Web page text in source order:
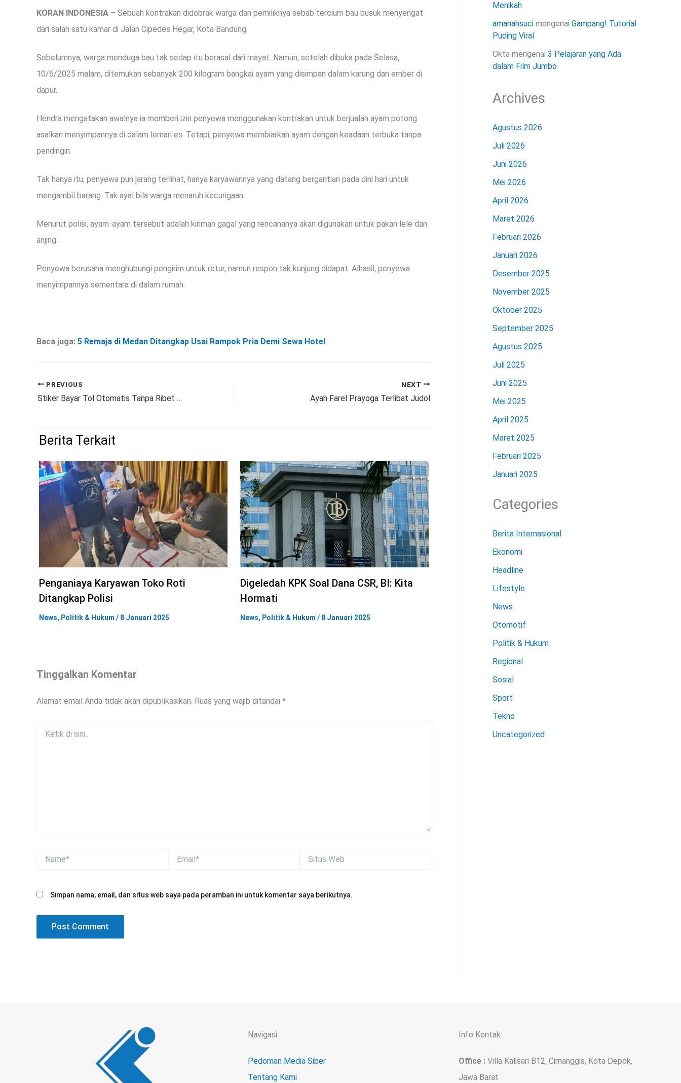
KORAN INDONESIA – Sebuah kontrakan didobrak warga dan pemiliknya sebab tercium bau busuk menyengat
dari salah satu kamar di Jalan Cipedes Hegar, Kota Bandung.
Sebelumnya, warga menduga bau tak sedap itu berasal dari mayat. Namun, setelah dibuka pada Selasa,
10/6/2025 malam, ditemukan sebanyak 200 kilogram bangkai ayam yang disimpan dalam karung dan ember di
dapur.
Hendra mengatakan awalnya ia memberi izin penyewa menggunakan kontrakan untuk berjualan ayam potong
asalkan menyimpannya di dalam lemari es. Tetapi, penyewa membiarkan ayam dengan keadaan terbuka tanpa
pendingin.
Tak hanya itu, penyewa pun jarang terlihat, hanya karyawannya yang datang bergantian pada dini hari untuk
mengambil barang. Tak ayal bila warga menaruh kecurigaan.
Menurut polisi, ayam-ayam tersebut adalah kiriman gagal yang rencananya akan digunakan untuk pakan lele dan
anjing.
Penyewa berusaha menghubungi pengirim untuk retur, namun respon tak kunjung didapat. Alhasil, penyewa
menyimpannya sementara di dalam rumah.
Baca juga: 5 Remaja di Medan Ditangkap Usai Rampok Pria Demi Sewa Hotel
PREVIOUS
Stiker Bayar Tol Otomatis Tanpa Ribet Buka Kaca Mobil
NEXT
Ayah Farel Prayoga Terlibat Judol
Berita Terkait
Penganiaya Karyawan Toko Roti
Ditangkap Polisi
News, Politik & Hukum / 8 Januari 2025
Digeledah KPK Soal Dana CSR, BI: Kita
Hormati
News, Politik & Hukum / 8 Januari 2025
Tinggalkan Komentar
Alamat email Anda tidak akan dipublikasikan. Ruas yang wajib ditandai *
Web
Simpan nama, email, dan situs web saya pada peramban ini untuk komentar saya berikutnya.
Menikah
amanahsuci mengenai Gampang! Tutorial
Puding Viral
Okta mengenai 3 Pelajaran yang Ada
dalam Film Jumbo
Archives
Agustus 2026
Juli 2026
Juni 2026
Mei 2026
April 2026
Maret 2026
Februari 2026
Januari 2026
Desember 2025
November 2025
Oktober 2025
September 2025
Agustus 2025
Juli 2025
Juni 2025
Mei 2025
April 2025
Maret 2025
Februari 2025
Januari 2025
Categories
Berita Internasional
Ekonomi
Headline
Lifestyle
News
Otomotif
Politik & Hukum
Regional
Sosial
Sport
Tekno
Uncategorized
Navigasi
Pedoman Media Siber
Tentang Kami
Info Kontak
Office : Villa Kalisari B12, Cimanggis, Kota Depok,
Jawa Barat